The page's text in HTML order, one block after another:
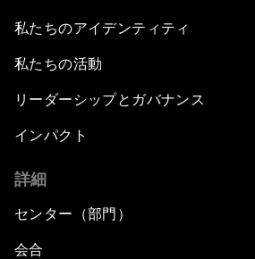
私たちのアイデンティティ
私たちの活動
リーダーシップとガバナンス
インパクト
詳細
センター（部門）
会合